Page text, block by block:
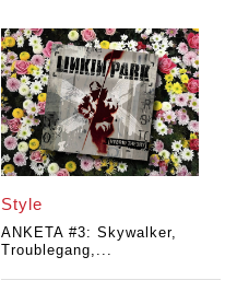
Style
ANKETA #3: Skywalker,
Troublegang,...